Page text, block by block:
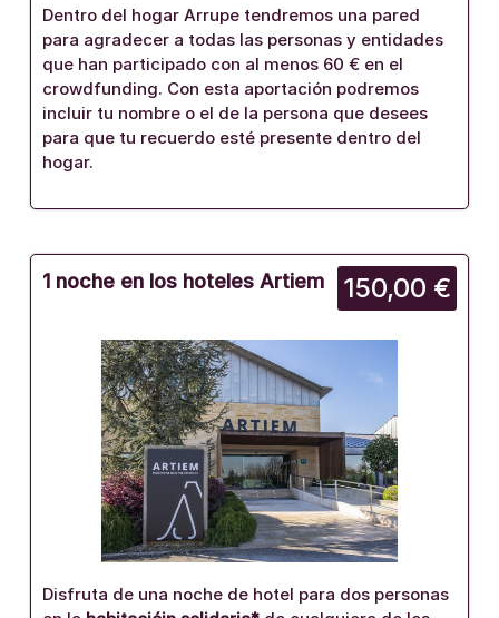
Dentro del hogar Arrupe tendremos una pared
para agradecer a todas las personas y entidades
que han participado con al menos 60 € en el
crowdfunding. Con esta aportación podremos
incluir tu nombre o el de la persona que desees
para que tu recuerdo esté presente dentro del
hogar.
150,00 €
1 noche en los hoteles Artiem
Disfruta de una noche de hotel para dos personas